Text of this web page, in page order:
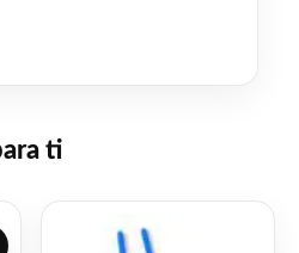
este producto
ti